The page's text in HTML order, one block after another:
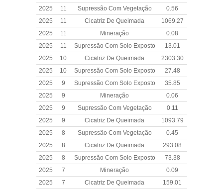
2025
11 Supressão Com Vegetação
0.56
2025
11 Cicatriz De Queimada
1069.27
2025
11 Mineração
0.08
2025
11 Supressão Com Solo Exposto
13.01
2025
10 Cicatriz De Queimada
2303.30
2025
10 Supressão Com Solo Exposto
27.48
2025
9 Supressão Com Solo Exposto
35.85
2025
9 Mineração
0.06
2025
9 Supressão Com Vegetação
0.11
2025
9 Cicatriz De Queimada
1093.79
2025
8 Supressão Com Vegetação
0.45
2025
8 Cicatriz De Queimada
293.08
2025
8 Supressão Com Solo Exposto
73.38
2025
7 Mineração
0.09
2025
7 Cicatriz De Queimada 159.01